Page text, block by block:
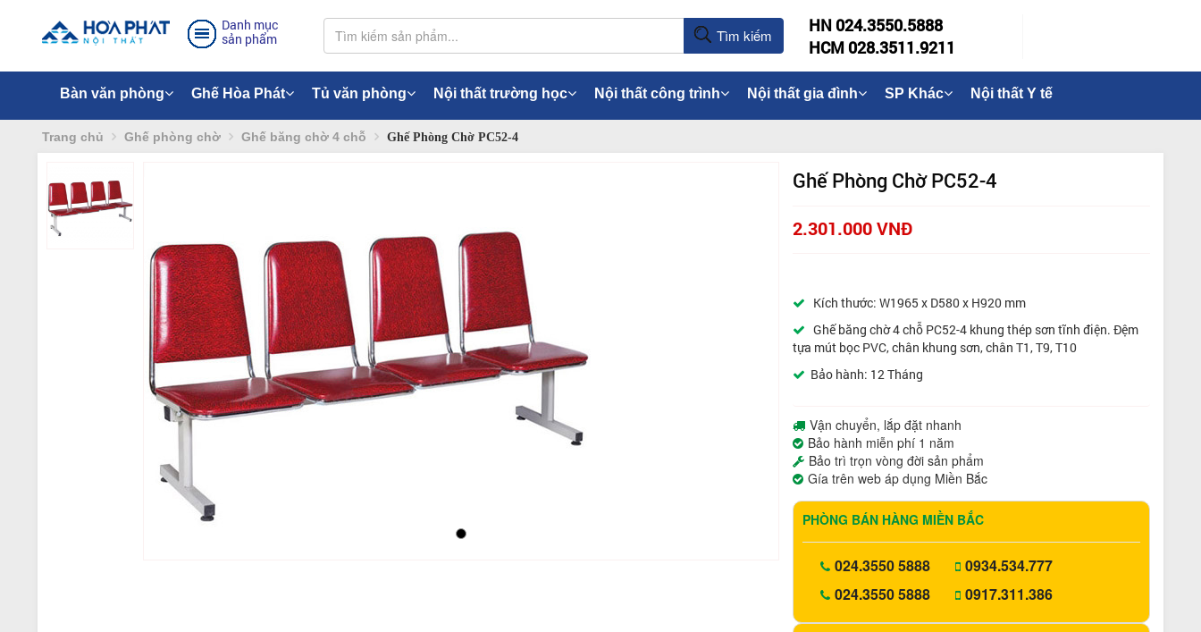
Danh mục
sản phẩm
Tìm kiếm
HN 024.3550.5888
HCM 028.3511.9211
Bàn văn phòng Ghế Hòa Phát Tủ văn phòng Nội thất trường học Nội thất công trình Nội thất gia đình SP Khác Nội thất Y tế
Trang chủ Ghế phòng chờ Ghế băng chờ 4 chỗ Ghế Phòng Chờ PC52-4
Ghế Phòng Chờ PC52-4
2.301.000 VNĐ
Kích thước: W1965 x D580 x H920 mm
Ghế băng chờ 4 chỗ PC52-4 khung thép sơn tĩnh điện. Đệm
tựa mút bọc PVC, chân khung sơn, chân T1, T9, T10
Bảo hành: 12 Tháng
Vận chuyển, lắp đặt nhanh
Bảo hành miễn phí 1 năm
Bảo trì trọn vòng đời sản phẩm
Gía trên web áp dụng Miền Bắc
PHÒNG BÁN HÀNG MIỀN BẮC
024.3550 5888
024.3550 5888
0934.534.777
0917.311.386